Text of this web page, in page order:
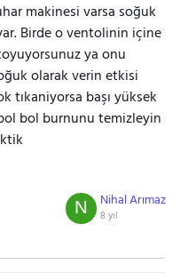
makinesi varsa soğuk
Birde o ventolinin içine
ya onu
olarak verin etkisi
tıkaniyorsa başı yüksek
bol burnunu temizleyin
Nihal Arımaz
8 yıl
N